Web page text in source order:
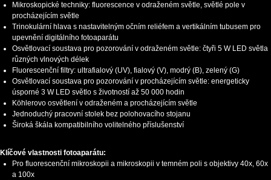
Mikroskopické techniky: fluorescence v odraženém světle, světlé pole v
procházejícím světle
Trinokulární hlava s nastavitelným očním reliéfem a vertikálním tubusem pro
upevnění digitálního fotoaparátu
Osvětlovací soustava pro pozorování v odraženém světle: čtyři 5 W LED světla
různých vlnových délek
Fluorescenční filtry: ultrafialový (UV), fialový (V), modrý (B), zelený (G)
Osvětlovací soustava pro pozorování v procházejícím světle: energeticky
úsporné 3 W LED světlo s životností až 50 000 hodin
Köhlerovo osvětlení v odraženém a procházejícím světle
Jednoduchý pracovní stolek bez polohovacího stojanu
Široká škála kompatibilního volitelného příslušenství
Klíčové vlastnosti fotoaparátu:
Pro fluorescenční mikroskopii a mikroskopii v temném poli s objektivy 40x, 60x
a 100x